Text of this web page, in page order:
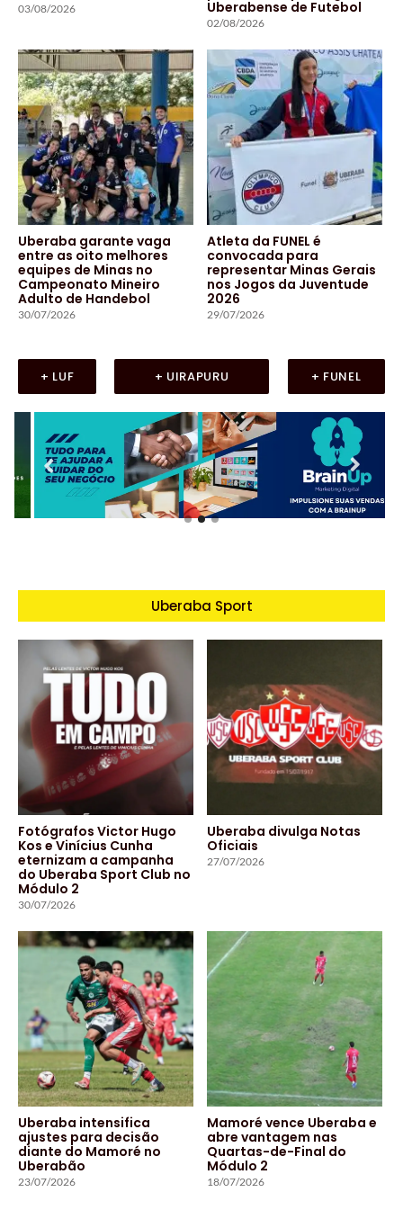
03/08/2026
Uberabense de Futebol
02/08/2026
Uberaba garante vaga
entre as oito melhores
equipes de Minas no
Campeonato Mineiro
Adulto de Handebol
30/07/2026
Atleta da FUNEL é
convocada para
representar Minas Gerais
nos Jogos da Juventude
2026
29/07/2026
+ LUF + UIRAPURU + FUNEL
Uberaba Sport
Fotógrafos Victor Hugo
Kos e Vinícius Cunha
eternizam a campanha
do Uberaba Sport Club no
Módulo 2
30/07/2026
Uberaba divulga Notas
Oficiais
27/07/2026
Uberaba intensifica
ajustes para decisão
diante do Mamoré no
Uberabão
23/07/2026
Mamoré vence Uberaba e
abre vantagem nas
Quartas-de-Final do
Módulo 2
18/07/2026